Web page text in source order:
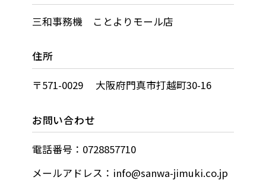
三和事務機 ことよりモール店
住所
〒571-0029 大阪府門真市打越町30-16
お問い合わせ
電話番号：0728857710
メールアドレス：info@sanwa-jimuki.co.jp